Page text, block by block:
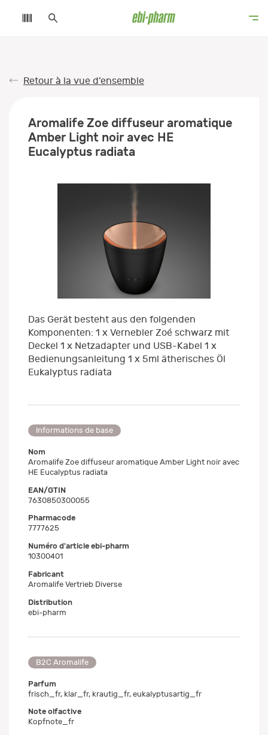
Retour à la vue d’ensemble
Aromalife Zoe diffuseur aromatique
Amber Light noir avec HE
Eucalyptus radiata
Das Gerät besteht aus den folgenden
Komponenten: 1 x Vernebler Zoé schwarz mit
Deckel 1 x Netzadapter und USB-Kabel 1 x
Bedienungsanleitung 1 x 5ml ätherisches Öl
Eukalyptus radiata
Informations de base
Nom
Aromalife Zoe diffuseur aromatique Amber Light noir avec
HE Eucalyptus radiata
EAN/GTIN
7630850300055
Pharmacode
7777625
Numéro d'article ebi-pharm
10300401
Fabricant
Aromalife Vertrieb Diverse
Distribution
ebi-pharm
B2C Aromalife
Parfum
frisch_fr, klar_fr, krautig_fr, eukalyptusartig_fr
Note olfactive
Kopfnote_fr